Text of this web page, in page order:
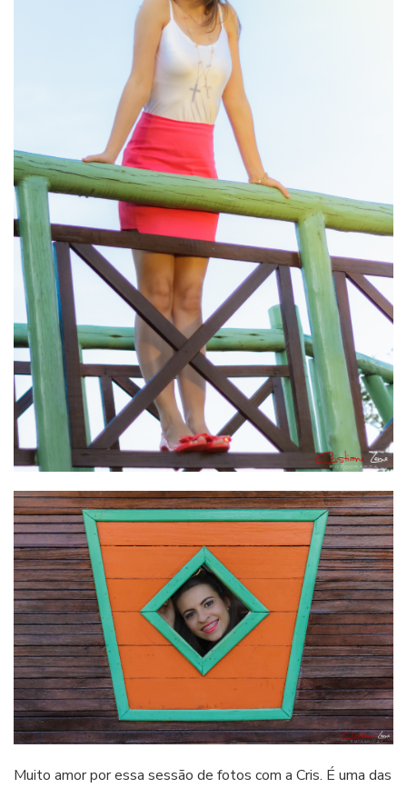
Muito amor por essa sessão de fotos com a Cris. É uma das